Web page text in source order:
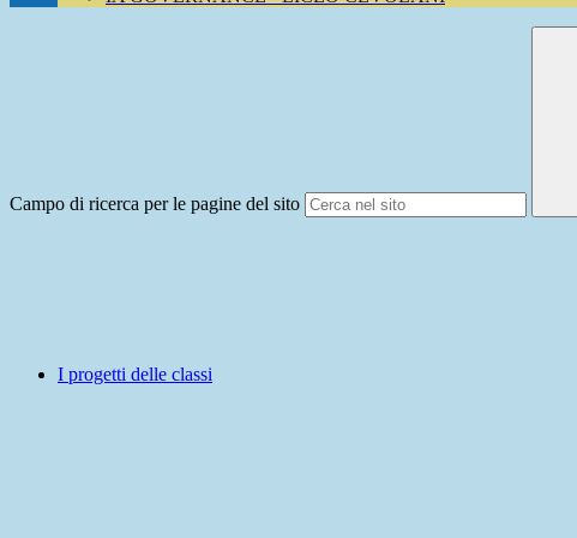
Campo di ricerca per le pagine del sito
I progetti delle classi